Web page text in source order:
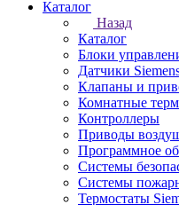
Каталог
Назад
Каталог
Блоки
Датчики
Клапаны и
Комнатные
Контроллеры
Приводы
Программное
Системы
Системы
Термостаты